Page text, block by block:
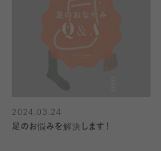
2024.03.24
足のお悩みを解決します！